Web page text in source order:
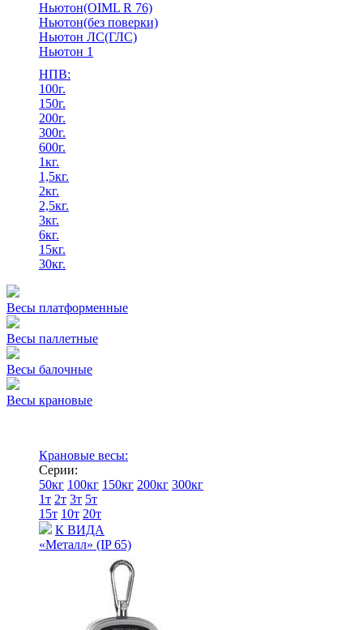
Ньютон(OIML R 76)
Ньютон(без поверки)
Ньютон ЛС(ГЛС)
Ньютон 1
НПВ:
100г.
150г.
200г.
300г.
600г.
1кг.
1,5кг.
2кг.
2,5кг.
3кг.
6кг.
15кг.
30кг.
Весы платформенные
Весы паллетные
Весы балочные
Весы крановые
Крановые весы:
Серии:
50кг 100кг 150кг 200кг 300кг
1т 2т 3т 5т
15т 10т 20т
К ВИДА
«Металл» (IP 65)